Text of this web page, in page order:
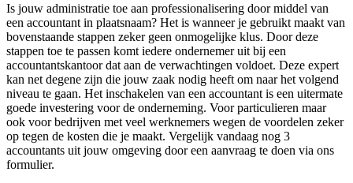
Is jouw administratie toe aan professionalisering door middel van
een accountant in plaatsnaam? Het is wanneer je gebruikt maakt van
bovenstaande stappen zeker geen onmogelijke klus. Door deze
stappen toe te passen komt iedere ondernemer uit bij een
accountantskantoor dat aan de verwachtingen voldoet. Deze expert
kan net degene zijn die jouw zaak nodig heeft om naar het volgend
niveau te gaan. Het inschakelen van een accountant is een uitermate
goede investering voor de onderneming. Voor particulieren maar
ook voor bedrijven met veel werknemers wegen de voordelen zeker
op tegen de kosten die je maakt. Vergelijk vandaag nog 3
accountants uit jouw omgeving door een aanvraag te doen via ons
formulier.